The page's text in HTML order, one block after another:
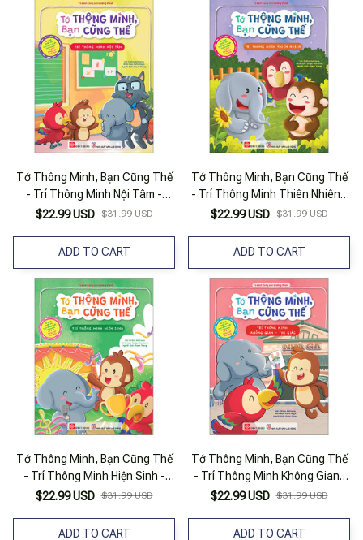
Tớ Thông Minh, Bạn Cũng Thế
- Trí Thông Minh Nội Tâm -
Song Ngữ Việt-Anh
$22.99 USD $31.99 USD
ADD TO CART
Tớ Thông Minh, Bạn Cũng Thế
- Trí Thông Minh Thiên Nhiên -
Song Ngữ Việt-Anh
$22.99 USD $31.99 USD
ADD TO CART
Tớ Thông Minh, Bạn Cũng Thế
- Trí Thông Minh Hiện Sinh -
Song Ngữ Việt-Anh
$22.99 USD $31.99 USD
ADD TO CART
Tớ Thông Minh, Bạn Cũng Thế
- Trí Thông Minh Không Gian-
Thị Giác - Song Ngữ Việt-Anh
$22.99 USD $31.99 USD
ADD TO CART